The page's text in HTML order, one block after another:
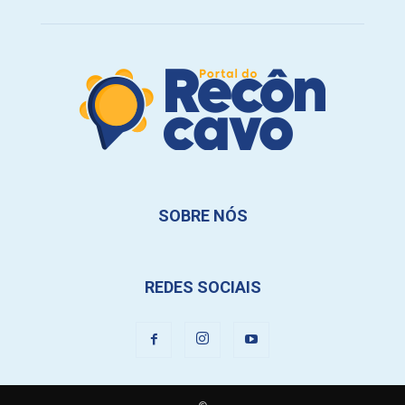
SOBRE NÓS
REDES SOCIAIS